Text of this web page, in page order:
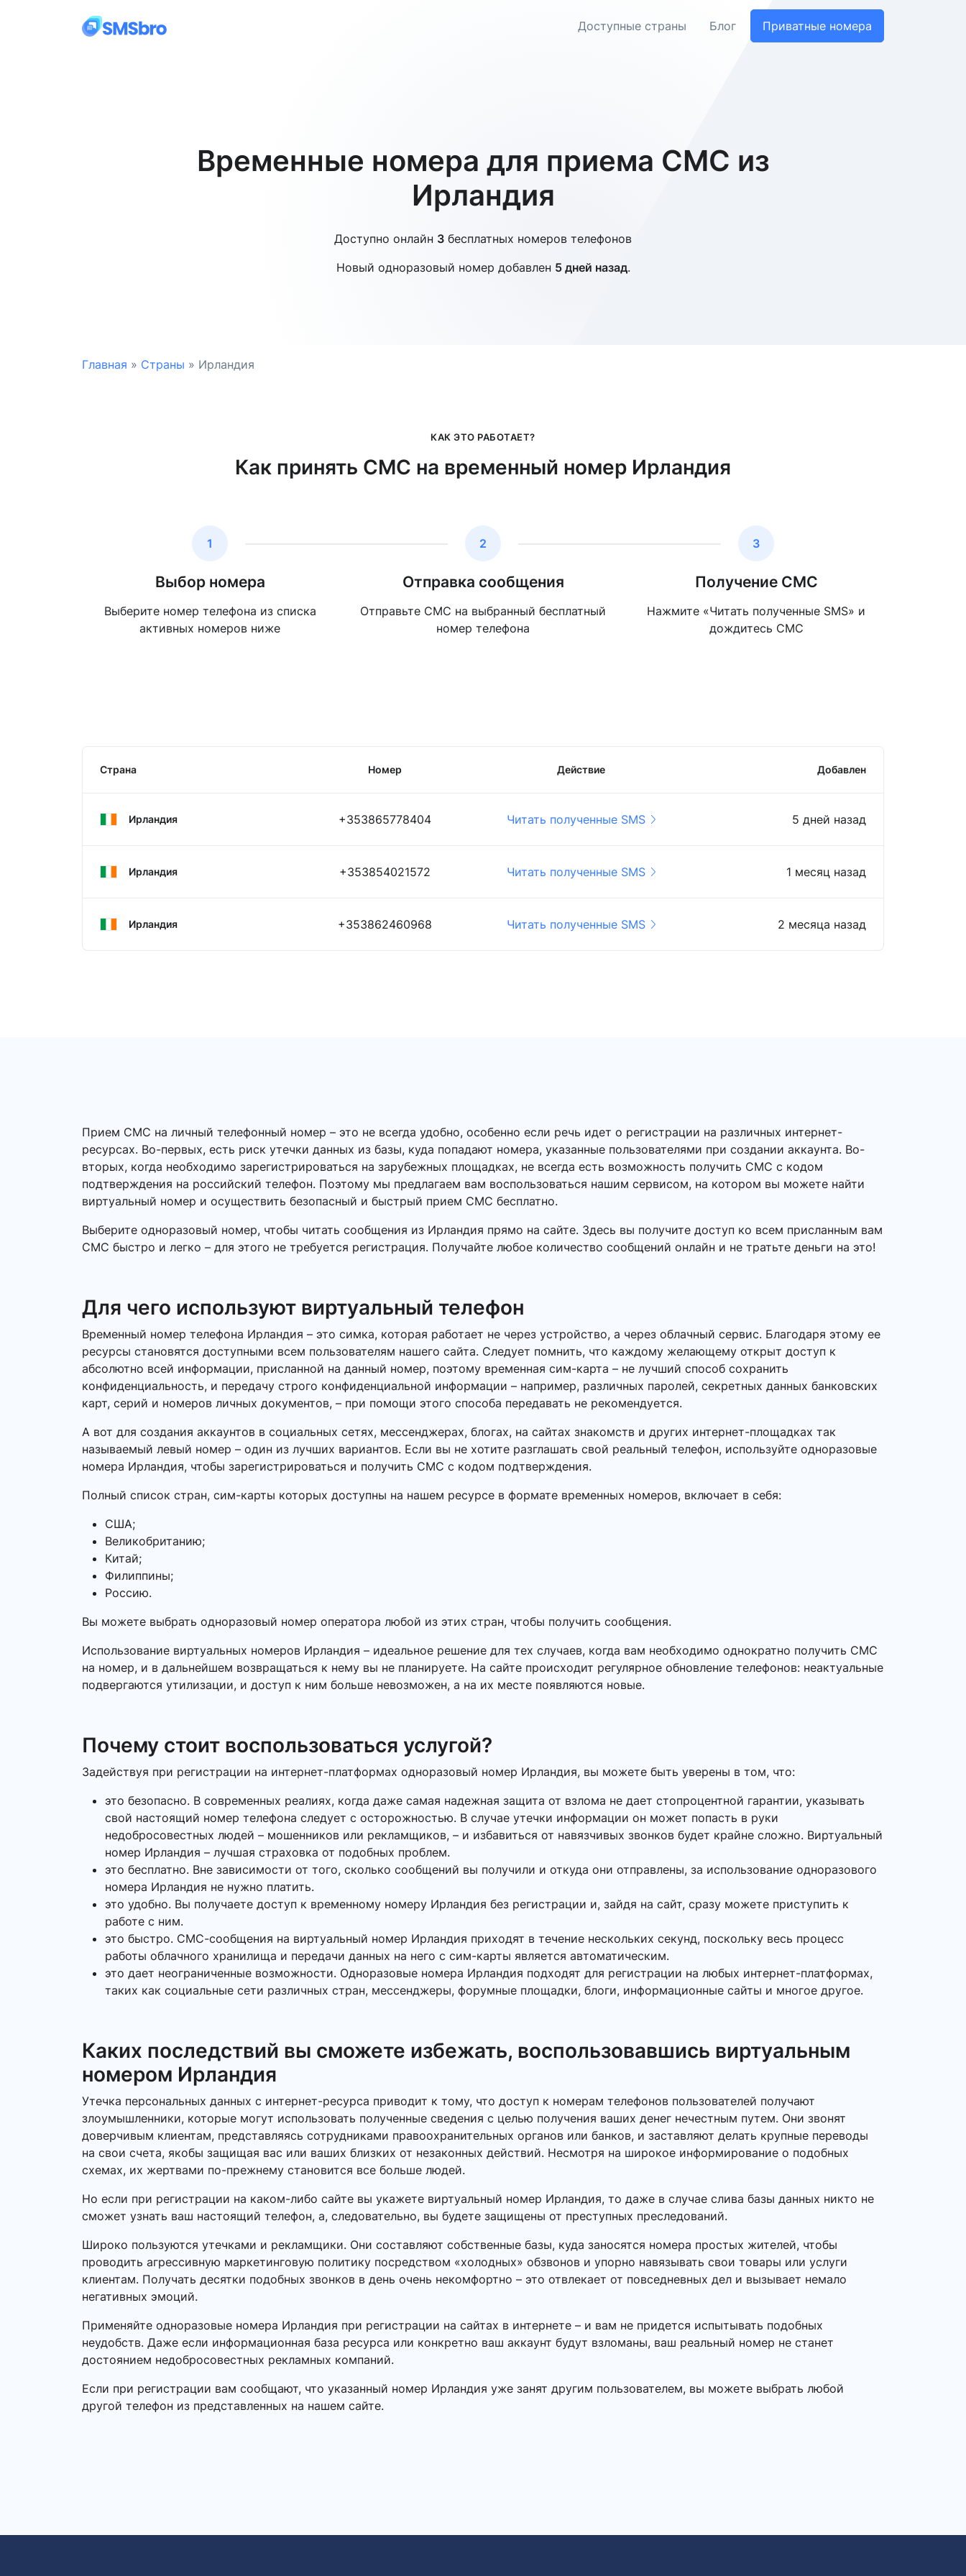
Доступные страны Блог Приватные номера
Временные номера для приема СМС из
Ирландия
Доступно онлайн 3 бесплатных номеров телефонов
Новый одноразовый номер добавлен 5 дней назад.
Главная » Страны » Ирландия
КАК ЭТО РАБОТАЕТ?
Как принять СМС на временный номер Ирландия
1
Выбор номера
Выберите номер телефона из списка
активных номеров ниже
2
Отправка сообщения
Отправьте СМС на выбранный бесплатный
номер телефона
3
Получение СМС
Нажмите «Читать полученные SMS» и
дождитесь СМС
Страна Номер Действие Добавлен
Ирландия +353865778404 Читать полученные SMS 5 дней назад
Ирландия +353854021572 Читать полученные SMS 1 месяц назад
Ирландия +353862460968 Читать полученные SMS 2 месяца назад
Прием СМС на личный телефонный номер – это не всегда удобно, особенно если речь идет о регистрации на различных интернет-
ресурсах. Во-первых, есть риск утечки данных из базы, куда попадают номера, указанные пользователями при создании аккаунта. Во-
вторых, когда необходимо зарегистрироваться на зарубежных площадках, не всегда есть возможность получить СМС с кодом
подтверждения на российский телефон. Поэтому мы предлагаем вам воспользоваться нашим сервисом, на котором вы можете найти
виртуальный номер и осуществить безопасный и быстрый прием СМС бесплатно.
Выберите одноразовый номер, чтобы читать сообщения из Ирландия прямо на сайте. Здесь вы получите доступ ко всем присланным вам
СМС быстро и легко – для этого не требуется регистрация. Получайте любое количество сообщений онлайн и не тратьте деньги на это!
Для чего используют виртуальный телефон
Временный номер телефона Ирландия – это симка, которая работает не через устройство, а через облачный сервис. Благодаря этому ее
ресурсы становятся доступными всем пользователям нашего сайта. Следует помнить, что каждому желающему открыт доступ к
абсолютно всей информации, присланной на данный номер, поэтому временная сим-карта – не лучший способ сохранить
конфиденциальность, и передачу строго конфиденциальной информации – например, различных паролей, секретных данных банковских
карт, серий и номеров личных документов, – при помощи этого способа передавать не рекомендуется.
А вот для создания аккаунтов в социальных сетях, мессенджерах, блогах, на сайтах знакомств и других интернет-площадках так
называемый левый номер – один из лучших вариантов. Если вы не хотите разглашать свой реальный телефон, используйте одноразовые
номера Ирландия, чтобы зарегистрироваться и получить СМС с кодом подтверждения.
Полный список стран, сим-карты которых доступны на нашем ресурсе в формате временных номеров, включает в себя:
США;
Великобританию;
Китай;
Филиппины;
Россию.
Вы можете выбрать одноразовый номер оператора любой из этих стран, чтобы получить сообщения.
Использование виртуальных номеров Ирландия – идеальное решение для тех случаев, когда вам необходимо однократно получить СМС
на номер, и в дальнейшем возвращаться к нему вы не планируете. На сайте происходит регулярное обновление телефонов: неактуальные
подвергаются утилизации, и доступ к ним больше невозможен, а на их месте появляются новые.
Почему стоит воспользоваться услугой?
Задействуя при регистрации на интернет-платформах одноразовый номер Ирландия, вы можете быть уверены в том, что:
это безопасно. В современных реалиях, когда даже самая надежная защита от взлома не дает стопроцентной гарантии, указывать
свой настоящий номер телефона следует с осторожностью. В случае утечки информации он может попасть в руки
недобросовестных людей – мошенников или рекламщиков, – и избавиться от навязчивых звонков будет крайне сложно. Виртуальный
номер Ирландия – лучшая страховка от подобных проблем.
это бесплатно. Вне зависимости от того, сколько сообщений вы получили и откуда они отправлены, за использование одноразового
номера Ирландия не нужно платить.
это удобно. Вы получаете доступ к временному номеру Ирландия без регистрации и, зайдя на сайт, сразу можете приступить к
работе с ним.
это быстро. СМС-сообщения на виртуальный номер Ирландия приходят в течение нескольких секунд, поскольку весь процесс
работы облачного хранилища и передачи данных на него с сим-карты является автоматическим.
это дает неограниченные возможности. Одноразовые номера Ирландия подходят для регистрации на любых интернет-платформах,
таких как социальные сети различных стран, мессенджеры, форумные площадки, блоги, информационные сайты и многое другое.
Каких последствий вы сможете избежать, воспользовавшись виртуальным
номером Ирландия
Утечка персональных данных с интернет-ресурса приводит к тому, что доступ к номерам телефонов пользователей получают
злоумышленники, которые могут использовать полученные сведения с целью получения ваших денег нечестным путем. Они звонят
доверчивым клиентам, представляясь сотрудниками правоохранительных органов или банков, и заставляют делать крупные переводы
на свои счета, якобы защищая вас или ваших близких от незаконных действий. Несмотря на широкое информирование о подобных
схемах, их жертвами по-прежнему становится все больше людей.
Но если при регистрации на каком-либо сайте вы укажете виртуальный номер Ирландия, то даже в случае слива базы данных никто не
сможет узнать ваш настоящий телефон, а, следовательно, вы будете защищены от преступных преследований.
Широко пользуются утечками и рекламщики. Они составляют собственные базы, куда заносятся номера простых жителей, чтобы
проводить агрессивную маркетинговую политику посредством «холодных» обзвонов и упорно навязывать свои товары или услуги
клиентам. Получать десятки подобных звонков в день очень некомфортно – это отвлекает от повседневных дел и вызывает немало
негативных эмоций.
Применяйте одноразовые номера Ирландия при регистрации на сайтах в интернете – и вам не придется испытывать подобных
неудобств. Даже если информационная база ресурса или конкретно ваш аккаунт будут взломаны, ваш реальный номер не станет
достоянием недобросовестных рекламных компаний.
Если при регистрации вам сообщают, что указанный номер Ирландия уже занят другим пользователем, вы можете выбрать любой
другой телефон из представленных на нашем сайте.